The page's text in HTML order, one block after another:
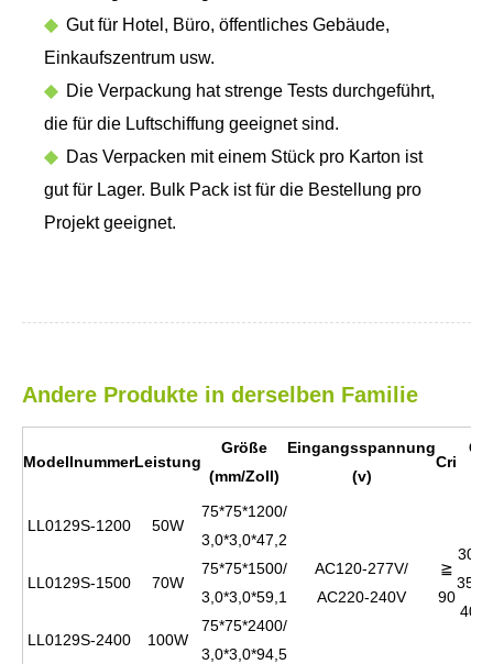
◆ Gut für Hotel, Büro, öffentliches Gebäude,
Einkaufszentrum usw.
◆ Die Verpackung hat strenge Tests durchgeführt,
die für die Luftschiffung geeignet sind.
◆ Das Verpacken mit einem Stück pro Karton ist
gut für Lager. Bulk Pack ist für die Bestellung pro
Projekt geeignet.
Andere Produkte in derselben Familie
ModellnummerLeistung
Größe
(mm/Zoll)
Eingangsspannung
(v)
Cri
Cct
LL0129S-1200 50W
75*75*1200/
3,0*3,0*47,2
AC120-277V/
AC220-240V
≧
90
LL0129S-1500 70W
75*75*1500/
3,0*3,0*59,1
LL0129S-2400 100W
75*75*2400/
3,0*3,0*94,5